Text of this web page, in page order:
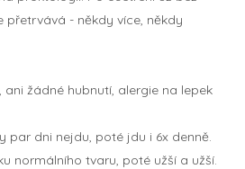
přetrvává - někdy více, někdy
žádné hubnutí, alergie na lepek
par dni nejdu, poté jdu i 6x denně.
normálního tvaru, poté užší a užší.